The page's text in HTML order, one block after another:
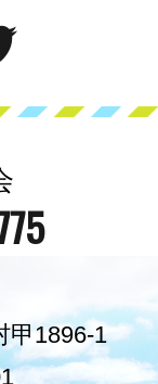
甲1896-1